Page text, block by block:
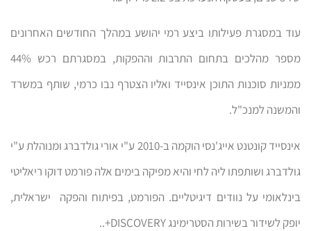
עוד במסגרת פעילותו ביצע רמי יהושע במהלך החודשים האחרונים
מספר מהלכים בתחום התרבות וההפקות, במסגרתם רכש 44%
ממניות סוכנות התוכן אינסייד ואליו הצטרף נבו כרמי, שותף במשרד
והמשנה למנכ"ל.
אינסייד קונטנט אייג'נסי הוקמה ב-2010 ע"י אורי גולדברג ומנוהלת ע"י
גולדברג ושותפתו ליה לחי והיא מפיקה בימים אלה פורמט דוקו ריאליטי
בינלאומי על נוודים דיגיטליים. הפורמט, בפיתוח והפקה ישראלית,
יופק לשידור בשירות הסטרימינג DISCOVERY+..